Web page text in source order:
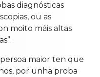
diagnósticas
ou as
moito máis altas
maior ten que
por unha proba